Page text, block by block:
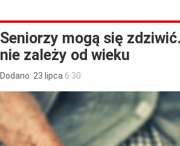
Seniorzy mogą się
nie zależy od wieku
Dodano: 23 lipca 6:30